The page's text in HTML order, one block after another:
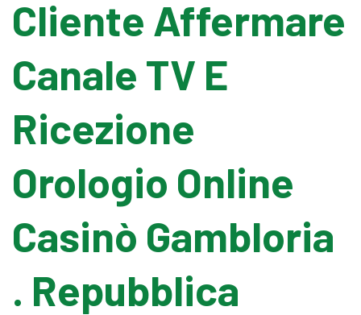
Flow Wrapping Machine
Thermal Transfer
Metal Detectors
Cliente Affermare
Canale TV E
Ricezione
Orologio Online
Casinò Gambloria
. Repubblica